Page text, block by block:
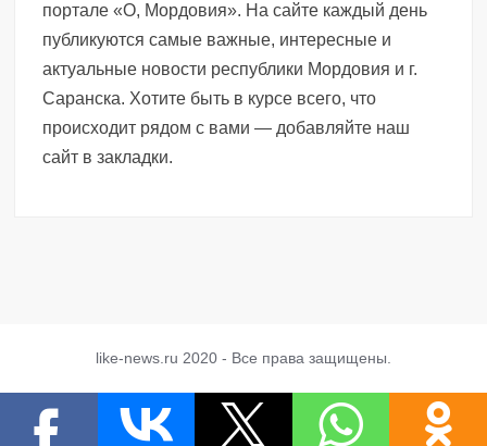
портале «О, Мордовия». На сайте каждый день
публикуются самые важные, интересные и
актуальные новости республики Мордовия и г.
Саранска. Хотите быть в курсе всего, что
происходит рядом с вами — добавляйте наш
сайт в закладки.
like-news.ru 2020 - Все права защищены.